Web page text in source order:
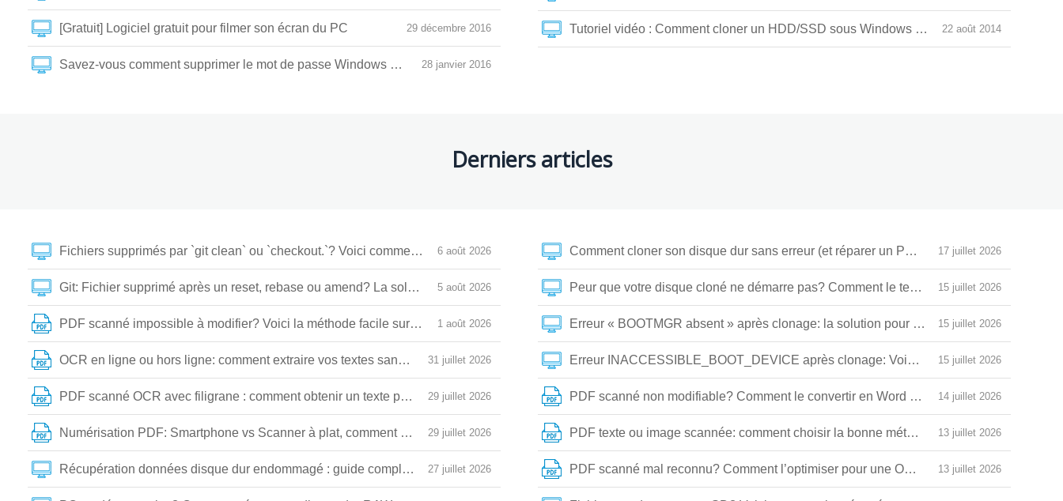
29 décembre 2016
[Gratuit] Logiciel gratuit pour filmer son écran du PC
28 janvier 2016
Savez-vous comment supprimer le mot de passe Windows 10 et démarrer le PC automatiquement ?
22 août 2014
Tutoriel vidéo : Comment cloner un HDD/SSD sous Windows 10/8/7 ?
Derniers articles
6 août 2026
Fichiers supprimés par `git clean` ou `checkout.`? Voici comment les récupérer
5 août 2026
Git: Fichier supprimé après un reset, rebase ou amend? La solution avec git reflog
1 août 2026
PDF scanné impossible à modifier? Voici la méthode facile sur ordinateur
31 juillet 2026
OCR en ligne ou hors ligne: comment extraire vos textes sans exposer vos données ?
29 juillet 2026
PDF scanné OCR avec filigrane : comment obtenir un texte propre malgré les marques et le bruit visuel
29 juillet 2026
Numérisation PDF: Smartphone vs Scanner à plat, comment éviter les erreurs OCR ?
27 juillet 2026
Récupération données disque dur endommagé : guide complet pour sauver vos fichiers
17 juillet 2026
Comment cloner son disque dur sans erreur (et réparer un PC qui ne démarre plus)
15 juillet 2026
Peur que votre disque cloné ne démarre pas? Comment le tester avant de le remplacer
15 juillet 2026
Erreur « BOOTMGR absent » après clonage: la solution pour réparer le démarrage
15 juillet 2026
Erreur INACCESSIBLE_BOOT_DEVICE après clonage: Voici comment la réparer
14 juillet 2026
PDF scanné non modifiable? Comment le convertir en Word avec l’OCR
13 juillet 2026
PDF texte ou image scannée: comment choisir la bonne méthode OCR ?
13 juillet 2026
PDF scanné mal reconnu? Comment l’optimiser pour une OCR parfaite